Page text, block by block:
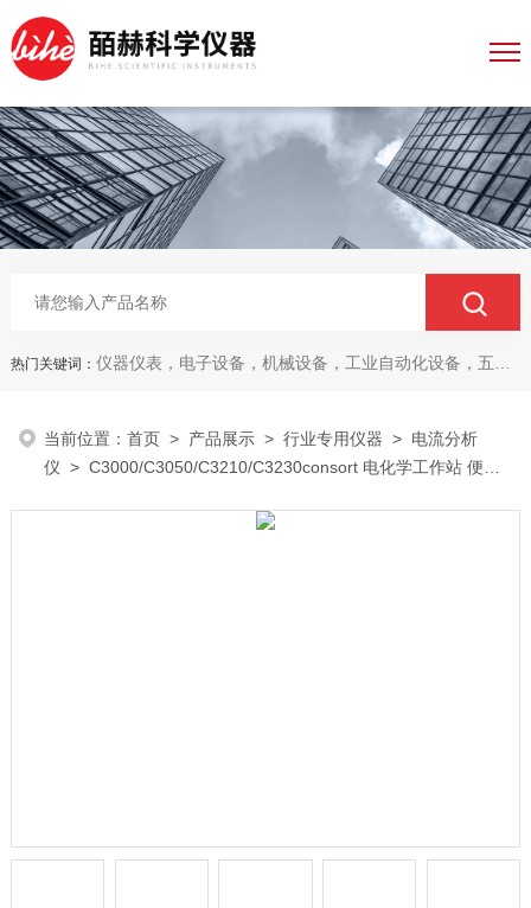
热门关键词： 仪器仪表，电子设备，机械设备，工业自动化设备，五金产品，电线电缆，金属材料，电子
当前位置：首页 > 产品展示 >行业专用仪器 > 电流分析
仪 > C3000/C3050/C3210/C3230consort 电化学工作站 便携